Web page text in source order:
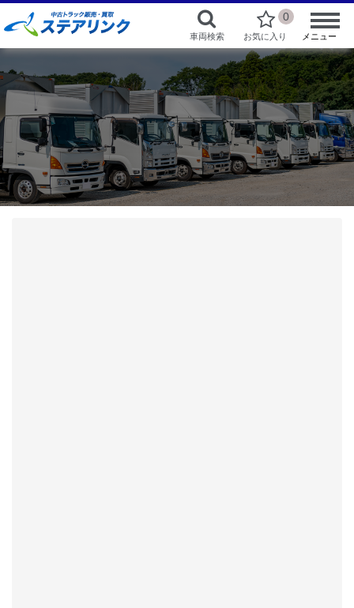
車両検索
0
お気に入り メニュー